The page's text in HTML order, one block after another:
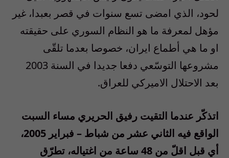
لحود، الذي امضى تسع سنوات في قصر بعبدا، غير
مؤهل لمعرفة ما هو النظام السوري على حقيقته
او ما هي أطماع ايران، خصوصا بعدما تلقّى
مشروعها التوسّعي دفعا جديدا في السنة 2003
بعد الاحتلال الاميركي للعراق.
اتذكّر عندما التقيت رفيق الحريري مساء السبت
الواقع فيه الثاني عشر من شباط – فبراير 2005،
أي قبل اقلّ من 48 ساعة من اغتياله، تطرّق